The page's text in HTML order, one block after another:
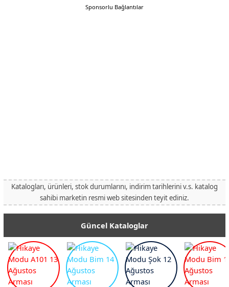
Sponsorlu Bağlantılar
Katalogları, ürünleri, stok durumlarını, indirim tarihlerini v.s. katalog
sahibi marketin resmi web sitesinden teyit ediniz.
Güncel Kataloglar